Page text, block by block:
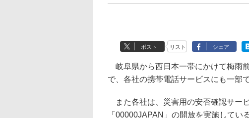
ポスト リスト シェア
岐阜県から西日本一帯にかけて梅雨
で、各社の携帯電話サービスにも一部
また各社は、災害用の安否確認サー
「00000JAPAN」の開放を実施してい